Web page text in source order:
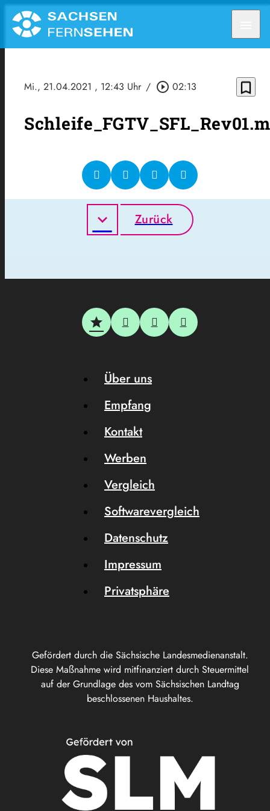
Mi., 21.04.2021 , 12:43 Uhr / play_circle_outline 02:13 bookmark_border
Zurück
Gefördert durch die Sächsische Landesmedienanstalt.
Diese Maßnahme wird mitfinanziert durch Steuermittel
auf der Grundlage des vom Sächsischen Landtag
beschlossenen Haushaltes.
Über uns
Empfang
Kontakt
Werben
Vergleich
Softwarevergleich
Datenschutz
Impressum
Privatsphäre